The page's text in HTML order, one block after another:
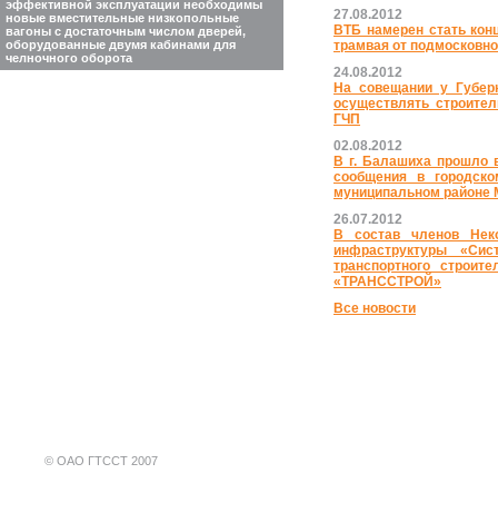
эффективной эксплуатации необходимы
новые вместительные низкопольные
вагоны с достаточным числом дверей,
оборудованные двумя кабинами для
челночного оборота
27.08.2012
ВТБ намерен стать
трамвая от
24.08.2012
На совещании у
осуществлять
ГЧП
02.08.2012
В г. Балашиха прошло
сообщения в
муниципальном районе
26.07.2012
В состав членов
инфраструктуры
транспортного
«ТРАНССТРОЙ»
Все новости
© ОАО ГТССТ 2007